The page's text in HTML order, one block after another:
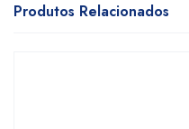
Produtos Relacionados